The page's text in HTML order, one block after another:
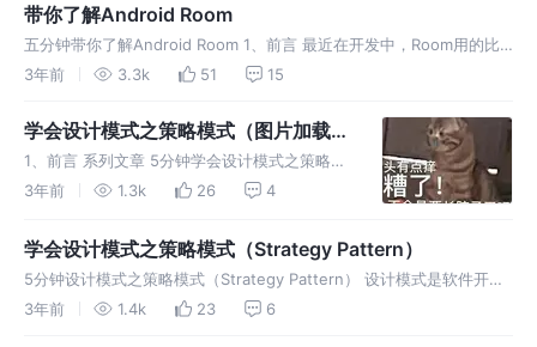
带你了解Android Room
五分钟带你了解Android Room 1、前言 最近在开发中，Room用的比
较多，时不时要查资料，干脆写一篇Room的使用和Room的封装。如果
3年前 3.3k 51 15
学会设计模式之策略模式（图片加载框
架）
1、前言 系列文章 5分钟学会设计模式之策略模
式（Strategy Pattern） 上一篇，我们举例一
司用的图片加载Glide来封装一个图片加载框
3年前 1.3k 26 4
学会设计模式之策略模式（Strategy Pattern）
5分钟设计模式之策略模式（Strategy Pattern） 设计模式是软件开发
中的常用模式，但是实际上很多人只是了解其概念，而在实际开发中并
3年前 1.4k 23 6